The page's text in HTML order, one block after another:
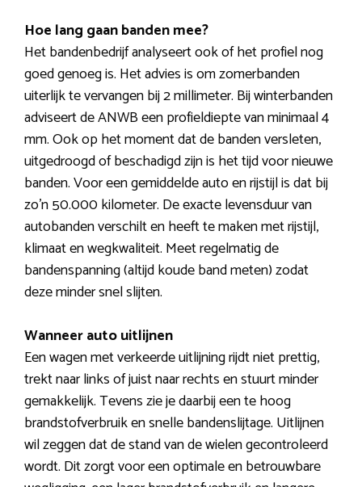
Hoe lang gaan banden mee?
Het bandenbedrijf analyseert ook of het profiel nog
goed genoeg is. Het advies is om zomerbanden
uiterlijk te vervangen bij 2 millimeter. Bij winterbanden
adviseert de ANWB een profieldiepte van minimaal 4
mm. Ook op het moment dat de banden versleten,
uitgedroogd of beschadigd zijn is het tijd voor nieuwe
banden. Voor een gemiddelde auto en rijstijl is dat bij
zo’n 50.000 kilometer. De exacte levensduur van
autobanden verschilt en heeft te maken met rijstijl,
klimaat en wegkwaliteit. Meet regelmatig de
bandenspanning (altijd koude band meten) zodat
deze minder snel slijten.
Wanneer auto uitlijnen
Een wagen met verkeerde uitlijning rijdt niet prettig,
trekt naar links of juist naar rechts en stuurt minder
gemakkelijk. Tevens zie je daarbij een te hoog
brandstofverbruik en snelle bandenslijtage. Uitlijnen
wil zeggen dat de stand van de wielen gecontroleerd
wordt. Dit zorgt voor een optimale en betrouwbare